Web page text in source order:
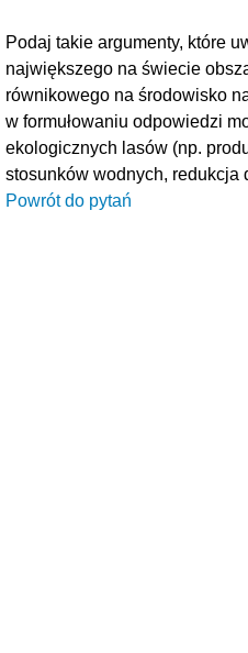
Podaj takie argumenty, które
największego na świecie
równikowego na środowisko
w formułowaniu odpowiedzi
ekologicznych lasów (np.
stosunków wodnych, redukcja
Powrót do pytań